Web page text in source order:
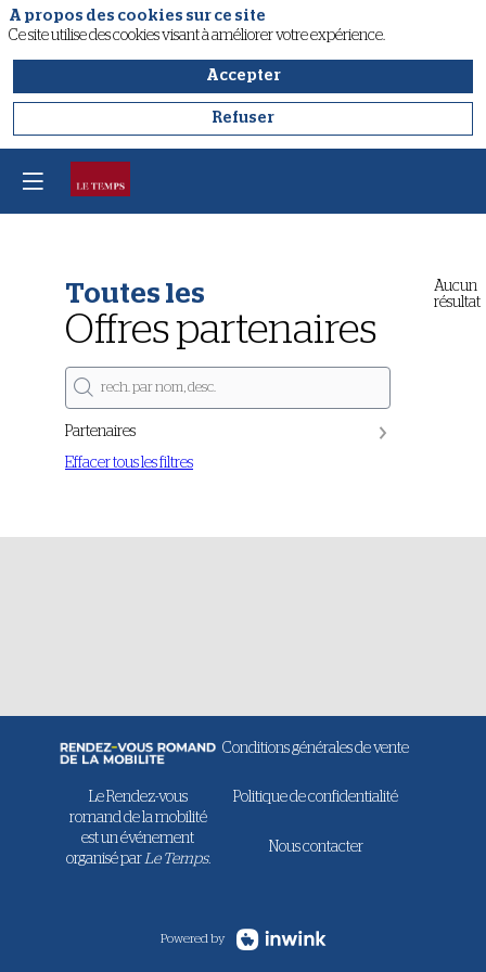
Toutes les
Offres partenaires
Partenaires
Effacer tous les filtres
Aucun
résultat
Le Rendez-vous
romand de la mobilité
est un événement
organisé parLe Temps.
Conditions générales de vente
Politique de confidentialité
Nous contacter
Powered by
A propos des cookies sur ce site
Ce site utilise des cookies visant à améliorer votre expérience.
Accepter
Refuser